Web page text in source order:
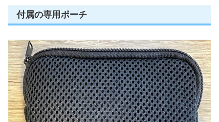
付属の専用ポーチ